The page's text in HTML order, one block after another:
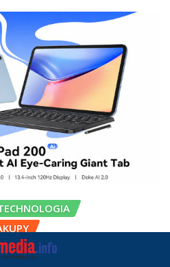
alternatywą dla